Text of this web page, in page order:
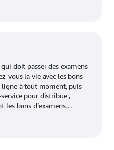
qui doit passer des examens
vous la vie avec les bons
ligne à tout moment, puis
pour distribuer,
les bons d’examens